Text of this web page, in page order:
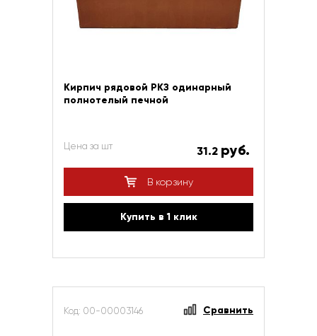
Кирпич рядовой РКЗ одинарный
полнотелый печной
Цена за шт 31.2 руб.
В корзину
Купить в 1 клик
Код: 00-00003146 Сравнить